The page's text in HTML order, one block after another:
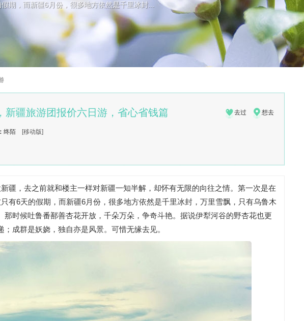
期，而新疆6月份，很多地方依然是千里冰封...
新疆旅游团报价六日游，省心省钱篇 想去
去过
终陌 [移动版]
疆，去之前就和楼主一样对新疆一知半解，却怀有无限的向往之情。第一次是在
有6天的假期，而新疆6月份，很多地方依然是千里冰封，万里雪飘，只有乌鲁木
那时候吐鲁番鄯善杏花开放，千朵万朵，争奇斗艳。据说伊犁河谷的野杏花也更
成群是妖娆，独自亦是风景。可惜无缘去见。